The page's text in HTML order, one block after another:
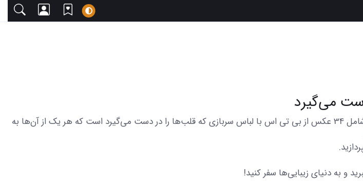
در اینجا شما را به تماشای مجموعه‌ای از عکس‌های متنوع و زیبا دعوت می‌کنیم. این مجموعه شامل 34 عکس از بی تی اس با لباس سربازی که قلب‌ها را در دست می‌گیرد است که هر یک از آن‌ها به
و به دنیای زیبایی‌ها سفر کنید!